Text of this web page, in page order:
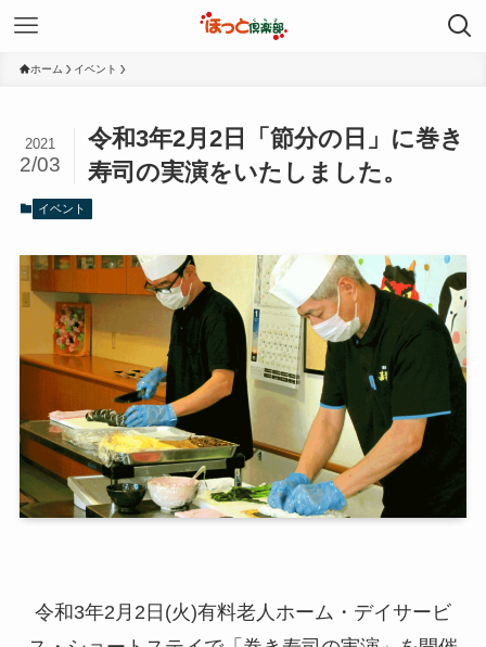
ホーム イベント
令和3年2月2日「節分の日」に巻き
寿司の実演をいたしました。
2021
2/03
イベント
令和3年2月2日(火)有料老人ホーム・デイサービ